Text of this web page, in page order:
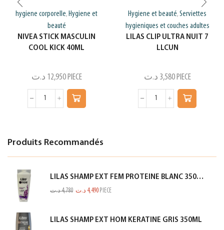
hygiene corporelle, Hygiene et
beauté
NIVEA STICK MASCULIN
COOL KICK 40ML
12,950 د.ت PIECE
Hygiene et beauté,Serviettes
hygieniques et couches adultes
LILAS CLIP ULTRA NUIT 7
LLCUN
3,580 د.ت PIECE
Produits Recommandés
LILAS SHAMP EXT FEM PROTEINE BLANC 350ML
4,780د.ت 4,490 د.ت PIECE
LILAS SHAMP EXT HOM KERATINE GRIS 350ML